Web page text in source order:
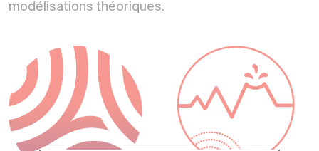
modélisations théoriques.